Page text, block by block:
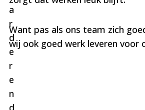
Want pas als ons team zich
wij ook goed werk leveren voor
a
r
d
e
r
e
n
d